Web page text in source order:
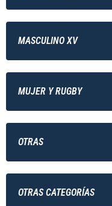
MASCULINO XV
MUJER Y RUGBY
OTRAS
OTRAS CATEGORÍAS